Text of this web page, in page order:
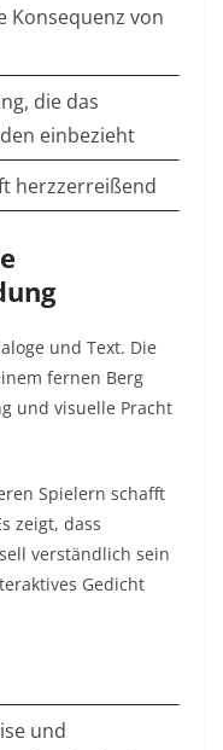
Konsequenz von
die das
einbezieht
herzzerreißend
und Text. Die
fernen Berg
und visuelle Pracht
Spielern schafft
zeigt, dass
verständlich sein
Gedicht
und